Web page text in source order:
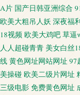
A片 国产日韩亚洲综合
欧美大粗吊人妖 深夜福
18视频 欧美大鸡吧 草逼
人人超碰青青 美女白丝
线 黄色网址网站网址 97
美操碰 欧美二级片网址
三级电影 免费黄色网址